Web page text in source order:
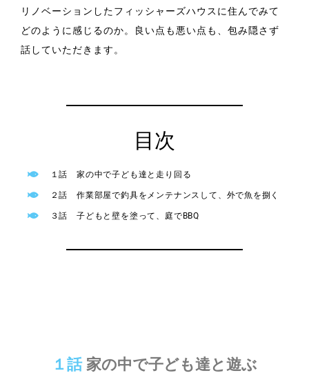
リノベーションしたフィッシャーズハウスに住んでみて
どのように感じるのか。良い点も悪い点も、包み隠さず
話していただきます。
目次
１話 家の中で子ども達と走り回る
２話 作業部屋で釣具をメンテナンスして、外で魚を捌く
３話 子どもと壁を塗って、庭でBBQ
１話 家の中で子ども達と遊ぶ